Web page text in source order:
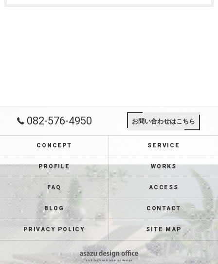
082-576-4950 お問い合わせはこちら
CONCEPT SERVICE
PROFILE WORKS
FAQ ACCESS
BLOG CONTACT
PRIVACY POLICY SITE MAP